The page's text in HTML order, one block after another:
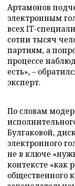
Артамонов
электронным
всех IT-
сотни тысяч
партиям, а
процессе
есть», –
эксперт.
По словам
Булгаковой,
электронного
не в ключе
контексте «как
общественного